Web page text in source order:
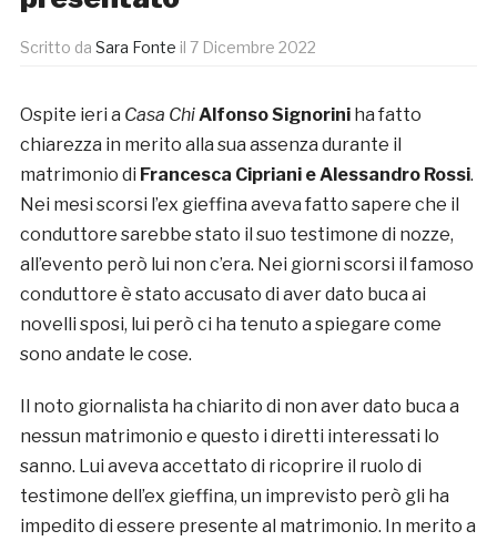
Scritto da Sara Fonte il 7 Dicembre 2022
Ospite ieri a Casa ChiAlfonso Signorini ha fatto
chiarezza in merito alla sua assenza durante il
matrimonio di Francesca Cipriani e Alessandro Rossi.
Nei mesi scorsi l’ex gieffina aveva fatto sapere che il
conduttore sarebbe stato il suo testimone di nozze,
all’evento però lui non c’era. Nei giorni scorsi il famoso
conduttore è stato accusato di aver dato buca ai
novelli sposi, lui però ci ha tenuto a spiegare come
sono andate le cose.
Il noto giornalista ha chiarito di non aver dato buca a
nessun matrimonio e questo i diretti interessati lo
sanno. Lui aveva accettato di ricoprire il ruolo di
testimone dell’ex gieffina, un imprevisto però gli ha
impedito di essere presente al matrimonio. In merito a